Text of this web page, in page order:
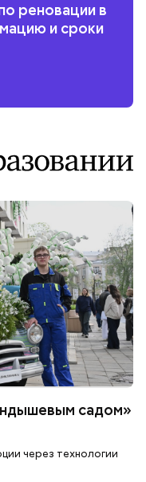
реновации в
и сроки
садом»
через технологии